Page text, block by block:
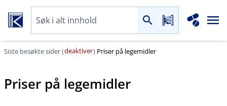
Siste besøkte sider (deaktiver) Priser på legemidler
Priser på legemidler